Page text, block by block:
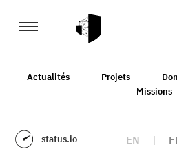
Actualités Projets
Missions
status.io EN |